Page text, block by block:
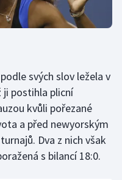
svých slov ležela v
ji postihla plicní
kvůli pořezané
a před newyorským
Dva z nich však
s bilancí 18:0.